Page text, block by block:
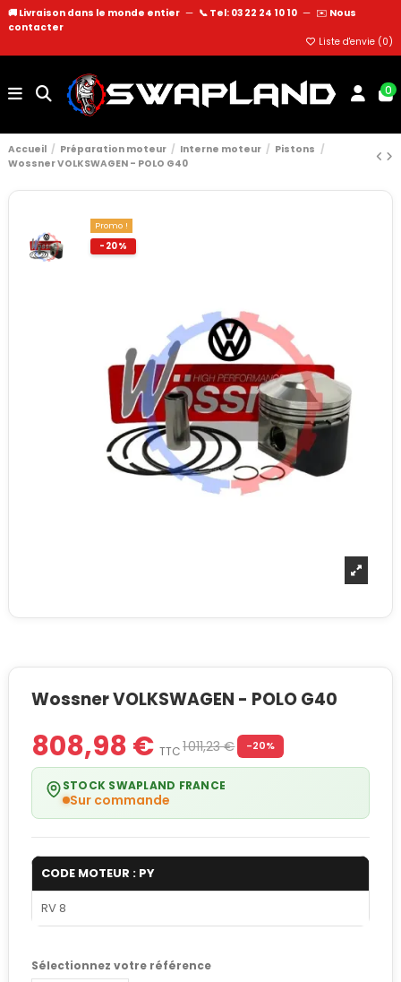
🚚 Livraison dans le monde entier — 📞 Tel: 03 22 24 10 10 — ✉️ Nous
contacter
Liste d'envie (0)
0
Accueil Préparation moteur Interne moteur
Pistons
Wossner VOLKSWAGEN - POLO G40
Promo !
-20%
Wossner VOLKSWAGEN - POLO G40
808,98 € TTC1 011,23 € -20%
STOCK SWAPLAND FRANCE
Sur commande
CODE MOTEUR : PY
RV 8
Sélectionnez votre référence